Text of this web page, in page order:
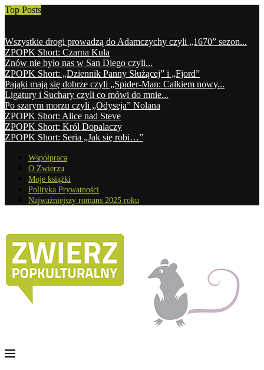
Top Posts
Wszystkie drogi prowadzą do Adamczychy czyli „1670” sezon...
ZPOPK Short: Czarna Kula
Znów nie było nas w San Diego czyli...
ZPOPK Short: „Dziennik Panny Służącej” i „Fjord”
Pająki mają się dobrze czyli „Spider-Man: Całkiem nowy...
Ligatury i Suchary czyli co mówi do mnie...
Po szarym morzu czyli „Odyseja” Nolana
ZPOPK Short: Alice nad Steve
ZPOPK Short: Król Dopalaczy
ZPOPK Short: Seria „Jak się robi…”
Współpraca
O Zwierzu
Moje książki
Polityka Prywatności
Najważniejszy romans 2025 roku